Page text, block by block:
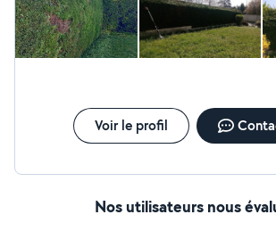
Voir le profil
Nos utilisateurs nous